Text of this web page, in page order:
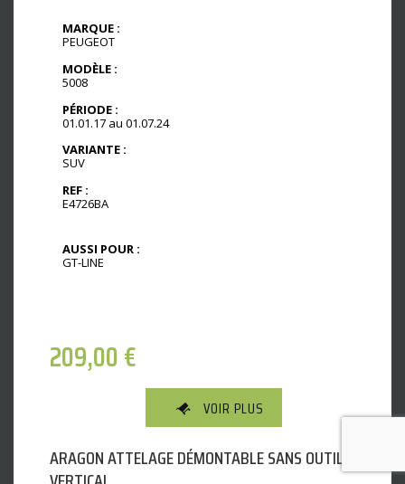
MARQUE :
PEUGEOT
MODÈLE :
5008
PÉRIODE :
01.01.17 au 01.07.24
VARIANTE :
SUV
REF :
E4726BA
AUSSI POUR :
GT-LINE
209,00€
VOIR PLUS
ARAGON ATTELAGE DÉMONTABLE SANS OUTILS